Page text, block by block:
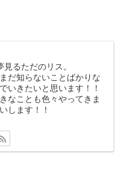
るただのリス。
だ知らないことばかりな
いきたいと思います！！
なことも色々やってきま
します！！